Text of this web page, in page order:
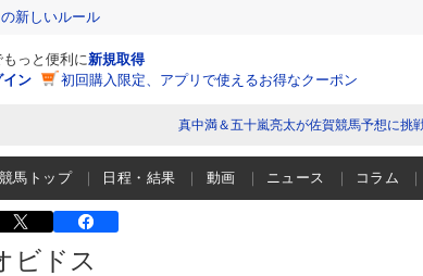
新しいルール
もっと便利に新規取得
イン
初回購入限定、アプリで使えるお得なクーポン
真中満＆五十嵐亮太が佐賀競馬予想に挑
競馬トップ 日程・結果 動画 ニュース コラム
ビドス